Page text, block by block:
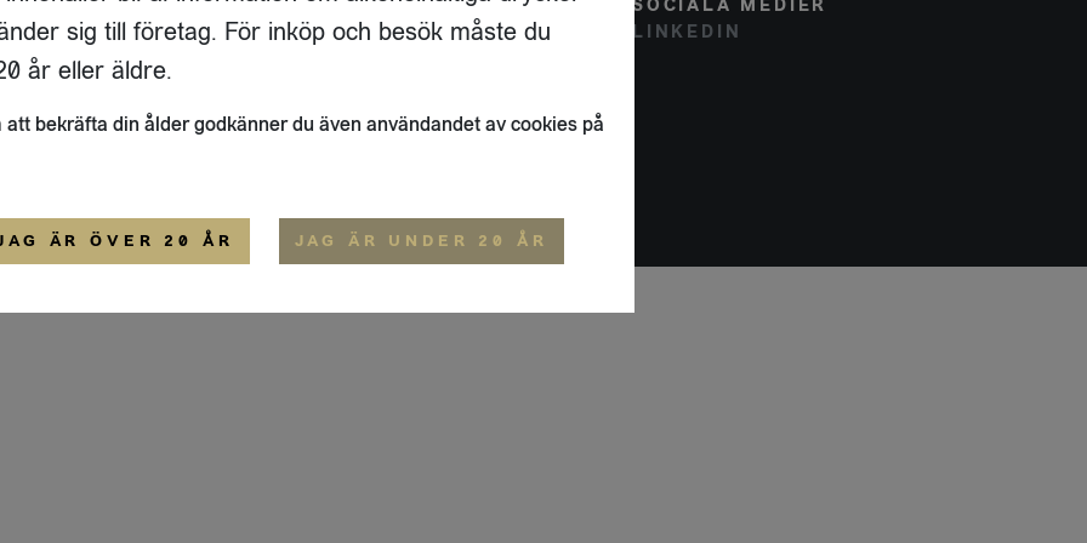
17 A
STOCKHOLM
FLAIVY
OM OSS
SOCIALA MEDIER
LINKEDIN
ALLMÄNNA VILLKOR
sig till företag. För inköp och besök måste du
år eller äldre.
att bekräfta din ålder godkänner du även användandet av cookies på
ÄR ÖVER 20 ÅR JAG ÄR UNDER 20 ÅR